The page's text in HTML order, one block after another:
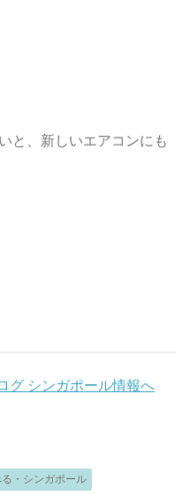
と、新しいエアコンにも
・シンガポール